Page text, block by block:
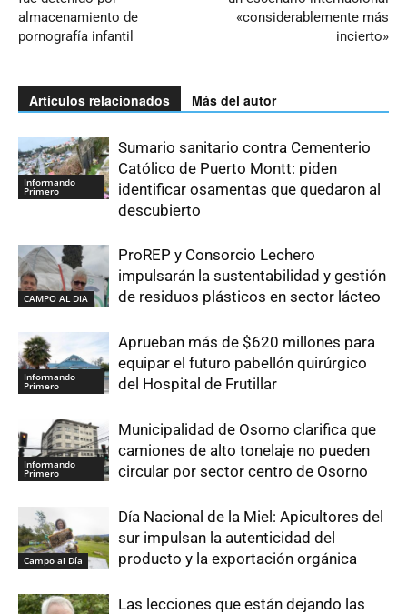
almacenamiento de
pornografía infantil
«considerablemente más
incierto»
Artículos relacionados Más del autor
Informando
Primero
Sumario sanitario contra Cementerio
Católico de Puerto Montt: piden
identificar osamentas que quedaron al
descubierto
CAMPO AL DIA
ProREP y Consorcio Lechero
impulsarán la sustentabilidad y gestión
de residuos plásticos en sector lácteo
Informando
Primero
Aprueban más de $620 millones para
equipar el futuro pabellón quirúrgico
del Hospital de Frutillar
Informando
Primero
Municipalidad de Osorno clarifica que
camiones de alto tonelaje no pueden
circular por sector centro de Osorno
Campo al Día
Día Nacional de la Miel: Apicultores del
sur impulsan la autenticidad del
producto y la exportación orgánica
Las lecciones que están dejando las